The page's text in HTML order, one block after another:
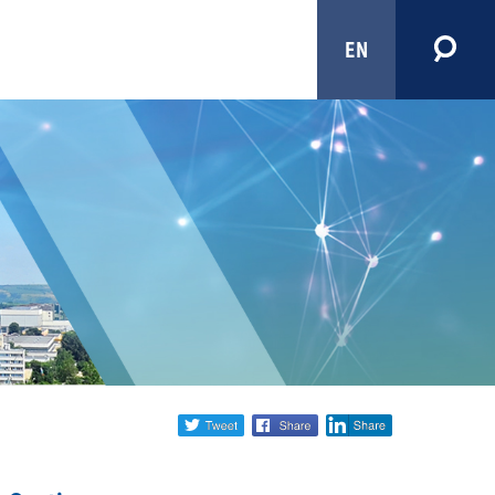
EN
Share
twitter facebook